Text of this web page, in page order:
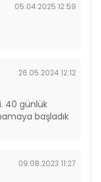
05.04.2025 12:59
26.05.2024 12:12
40 günlük
başladık
09.08.2023 11:27